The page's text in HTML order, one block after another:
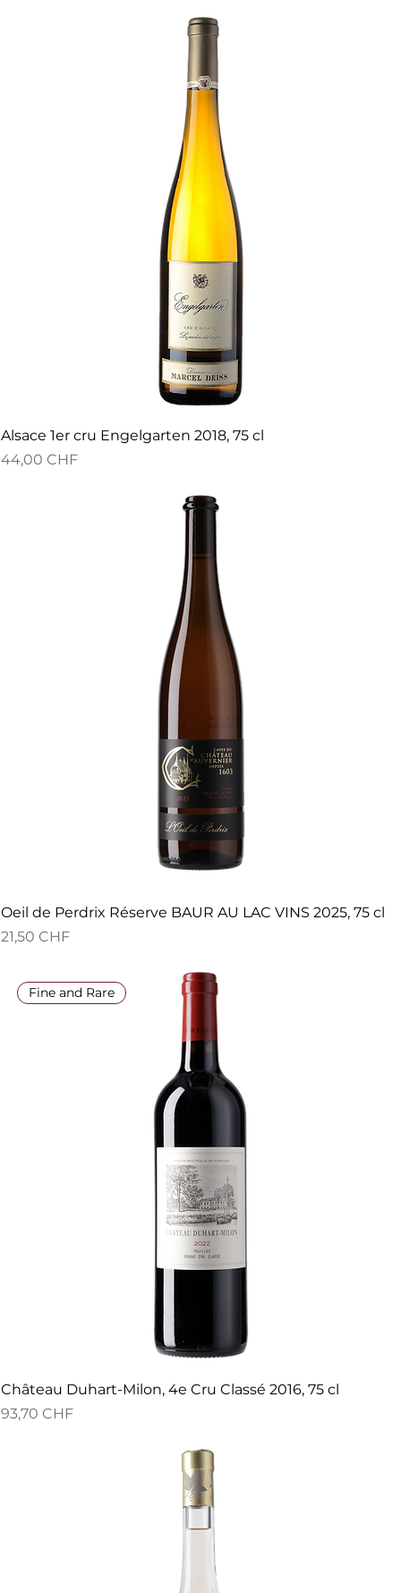
Alsace 1er cru Engelgarten 2018, 75 cl
Preis
44,00 CHF
Oeil de Perdrix Réserve BAUR AU LAC VINS 2025, 75 cl
Preis
21,50 CHF
Fine and Rare
Château Duhart-Milon, 4e Cru Classé 2016, 75 cl
Preis
93,70 CHF